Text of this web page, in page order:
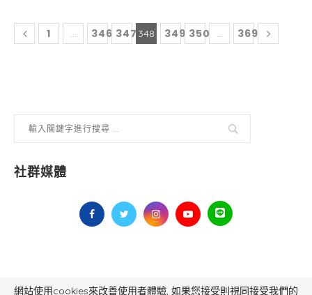
1 ... 346 347 348 349 350 ... 369
社群媒體
毅傳媒控股股份有限公司 版權所有，非經授權，不得轉載 All Right Reserved.
網站使用cookies來改善使用者體驗, 如果您接受則視同接受我們的